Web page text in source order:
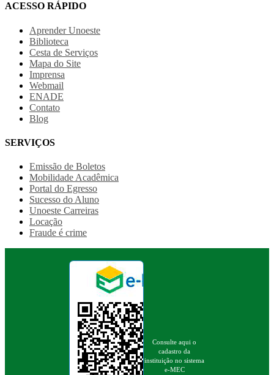
ACESSO RÁPIDO
Aprender Unoeste
Biblioteca
Cesta de Serviços
Mapa do Site
Imprensa
Webmail
ENADE
Contato
Blog
SERVIÇOS
Emissão de Boletos
Mobilidade Acadêmica
Portal do Egresso
Sucesso do Aluno
Unoeste Carreiras
Locação
Fraude é crime
Consulte aqui o
cadastro da
instituição no sistema
e-MEC